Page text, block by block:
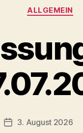
ALLGEMEIN
3. August 2026